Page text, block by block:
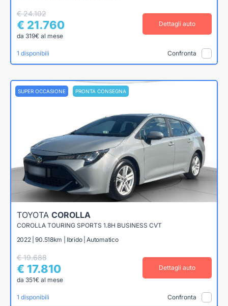
€ 24.102
€ 21.760
da 319€ al mese
Dettagli auto
1 disponibili Confronta
SUPER OCCASIONE PRONTA CONSEGNA
TOYOTA COROLLA
COROLLA TOURING SPORTS 1.8H BUSINESS CVT
2022 | 90.518km | Ibrido | Automatico
€ 19.688
€ 17.810
da 351€ al mese
Dettagli auto
1 disponibili Confronta